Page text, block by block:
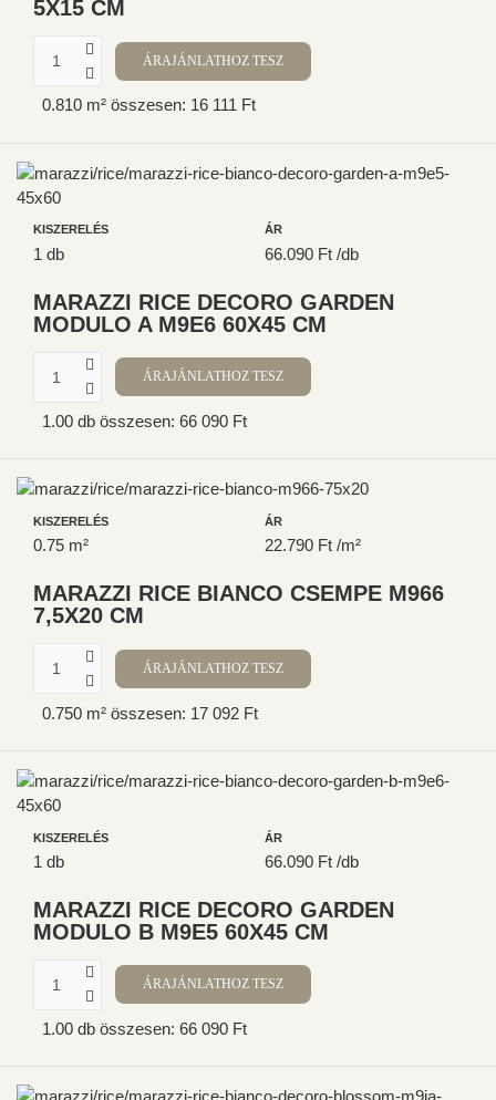
5X15 CM
0.810 m² összesen: 16 111 Ft
KISZERELÉS
1 db
ÁR
66.090 Ft /db
MARAZZI RICE DECORO GARDEN
MODULO A M9E6 60X45 CM
1.00 db összesen: 66 090 Ft
KISZERELÉS
0.75 m²
ÁR
22.790 Ft /m²
MARAZZI RICE BIANCO CSEMPE M966
7,5X20 CM
0.750 m² összesen: 17 092 Ft
KISZERELÉS
1 db
ÁR
66.090 Ft /db
MARAZZI RICE DECORO GARDEN
MODULO B M9E5 60X45 CM
1.00 db összesen: 66 090 Ft